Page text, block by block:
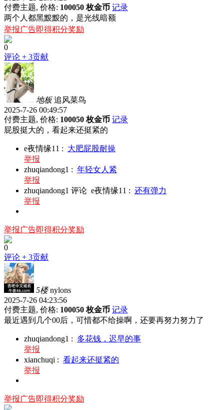
付费主题, 价格: 100050 枚金币 记录
两个人都黑黢黢的，是光线暗额
举报广告即得积分奖励
0
评论 + 3贡献
地板 追风菜鸟
2025-7-26 00:49:57
付费主题, 价格: 100050 枚金币 记录
屁股挺大的，看起来还挺紧的
e夜情缘11 : 大肥屁股耐操
举报
zhuqiandong1 : 年轻女人紧
举报
zhuqiandong1 评论 e夜情缘11 : 还有弹力
举报
举报广告即得积分奖励
0
评论 + 3贡献
5楼 nylons
2025-7-26 04:23:56
付费主题, 价格: 100050 枚金币 记录
最近遇到几个00后，可惜都不给操啊，还要再努力努力了
zhuqiandong1 : 多花钱，迟早的事
举报
xianchuqi : 看起来还挺紧的
举报
举报广告即得积分奖励